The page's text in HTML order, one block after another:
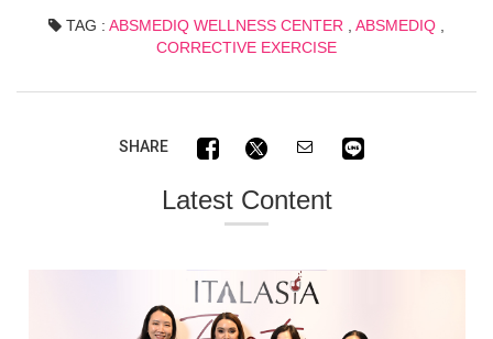
TAG : ABSMEDIQ WELLNESS CENTER , ABSMEDIQ ,
CORRECTIVE EXERCISE
SHARE
Latest Content